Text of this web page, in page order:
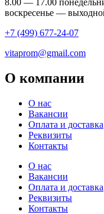
8.00 — 17.00
воскресенье —
+7 (499) 677-24-07
vitaprom@gmail.com
О компании
О нас
Вакансии
Оплата и доставка
Реквизиты
Контакты
О нас
Вакансии
Оплата и доставка
Реквизиты
Контакты